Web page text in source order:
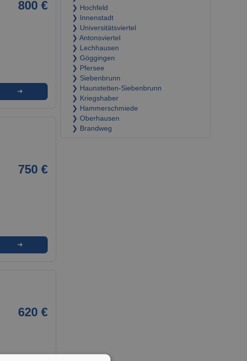
800 €
➜
750 €
➜
620 €
❯ Hochfeld
❯ Innenstadt
❯ Universitätsviertel
❯ Antonsviertel
❯ Lechhausen
❯ Göggingen
❯ Pfersee
❯ Siebenbrunn
❯ Haunstetten-Siebenbrunn
❯ Kriegshaber
❯ Hammerschmiede
❯ Oberhausen
❯ Brandweg